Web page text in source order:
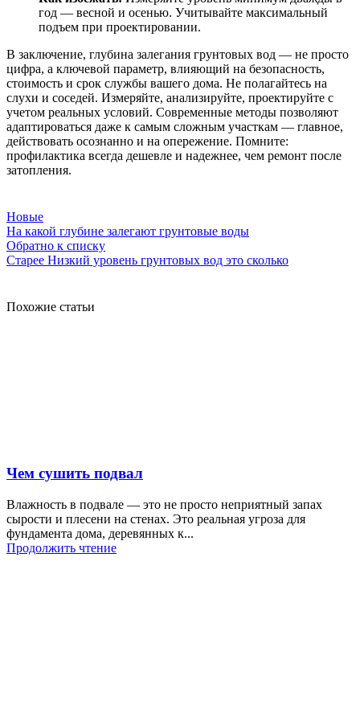
год — весной и осенью. Учитывайте максимальный
подъем при проектировании.
В заключение, глубина залегания грунтовых вод — не просто
цифра, а ключевой параметр, влияющий на безопасность,
стоимость и срок службы вашего дома. Не полагайтесь на
слухи и соседей. Измеряйте, анализируйте, проектируйте с
учетом реальных условий. Современные методы позволяют
адаптироваться даже к самым сложным участкам — главное,
действовать осознанно и на опережение. Помните:
профилактика всегда дешевле и надежнее, чем ремонт после
затопления.
Новые
На какой глубине залегают грунтовые воды
Обратно к списку
Старее Низкий уровень грунтовых вод это сколько
Похожие статьи
Чем сушить подвал
Влажность в подвале — это не просто неприятный запах
сырости и плесени на стенах. Это реальная угроза для
фундамента дома, деревянных к...
Продолжить чтение